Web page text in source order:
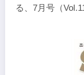
る、7月号（